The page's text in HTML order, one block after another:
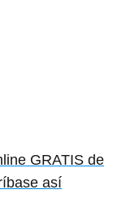
GRATIS de
así